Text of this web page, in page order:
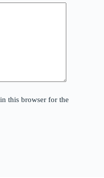
this browser for the